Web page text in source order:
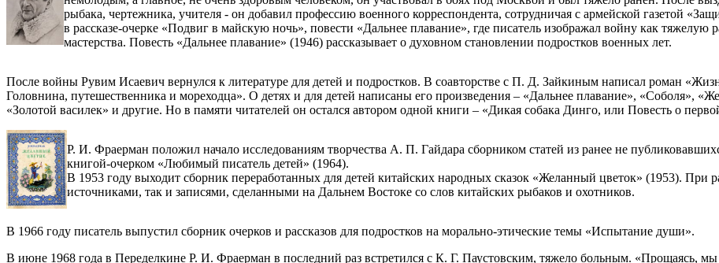
рыбака, чертежника, учителя - он добавил профессию военного корреспондента, сотрудничая с армейской газетой
в рассказе-очерке «Подвиг в майскую ночь», повести «Дальнее плавание», где писатель изображал войну как
мастерства. Повесть «Дальнее плавание» (1946) рассказывает о духовном становлении подростков военных лет.
После войны Рувим Исаевич вернулся к литературе для детей и подростков. В соавторстве с П. Д. Зайкиным написал роман
Головнина, путешественника и мореходца». О детях и для детей написаны его произведения – «Дальнее плавание», «Соболя»,
«Золотой василек» и другие. Но в памяти читателей он остался автором одной книги – «Дикая собака Динго, или Повесть о
Р. И. Фраерман положил начало исследованиям творчества А. П. Гайдара сборником статей из ранее не
книгой-очерком «Любимый писатель детей» (1964).
В 1953 году выходит сборник переработанных для детей китайских народных сказок «Желанный цветок» (1953). При
источниками, так и записями, сделанными на Дальнем Востоке со слов китайских рыбаков и охотников.
В 1966 году писатель выпустил сборник очерков и рассказов для подростков на морально-этические темы «Испытание души».
В июне 1968 года в Переделкине Р. И. Фраерман в последний раз встретился с К. Г. Паустовским, тяжело больным. «Прощаясь, мы